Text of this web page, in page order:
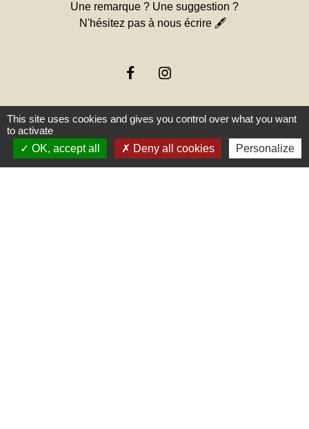
Une remarque ? Une suggestion ?
N'hésitez pas à nous écrire 🖋
Liens
This site uses cookies and gives you control over what you want
to activate
OK, accept all
Deny all cookies Personalize